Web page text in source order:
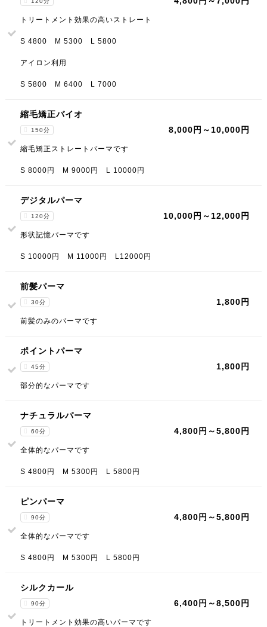
トリートメント効果の高いストレート
S 4800 M 5300 L 5800
アイロン利用
S 5800 M 6400 L 7000
縮毛矯正バイオ
150分 8,000円～10,000円
縮毛矯正ストレートパーマです
S 8000円 M 9000円 L 10000円
デジタルパーマ
120分 10,000円～12,000円
形状記憶パーマです
S 10000円 M 11000円 L12000円
前髪パーマ
30分 1,800円
前髪のみのパーマです
ポイントパーマ
45分 1,800円
部分的なパーマです
ナチュラルパーマ
60分 4,800円～5,800円
全体的なパーマです
S 4800円 M 5300円 L 5800円
ピンパーマ
90分 4,800円～5,800円
全体的なパーマです
S 4800円 M 5300円 L 5800円
シルクカール
90分 6,400円～8,500円
トリートメント効果の高いパーマです